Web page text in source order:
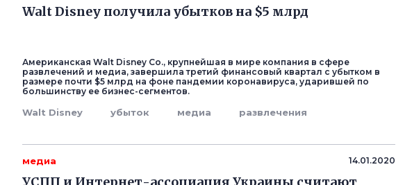
Walt Disney получила убытков на $5 млрд
Американская Walt Disney Co., крупнейшая в мире компания в сфере
развлечений и медиа, завершила третий финансовый квартал с убытком в
размере почти $5 млрд на фоне пандемии коронавируса, ударившей по
большинству ее бизнес-сегментов.
Walt Disney убыток медиа развлечения
медиа 14.01.2020